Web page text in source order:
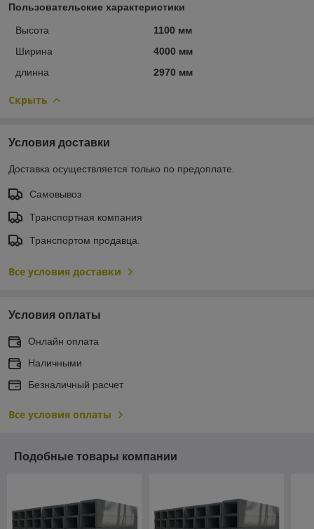
Пользовательские характеристики
Высота
1100 мм
Ширина
4000 мм
длинна
2970 мм
Скрыть
Условия доставки
Доставка осуществляется только по предоплате.
Самовывоз
Транспортная компания
Транспортом продавца.
Все условия доставки
Условия оплаты
Онлайн оплата
Наличными
Безналичный расчет
Все условия оплаты
Подобные товары компании